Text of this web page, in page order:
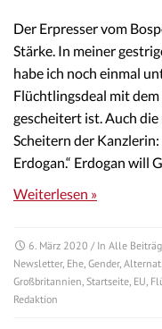
Der Erpresser vom
Stärke. In meiner
habe ich noch einmal
Flüchtlingsdeal mit
gescheitert ist. Auch
Scheitern der Kanzlerin:
Erdogan.“ Erdogan will
Weiterlesen »
6. März 2020 / In Alle
Newsletter, Ehe, Gender,
Großbritannien, Startseite, EU,
Redaktion